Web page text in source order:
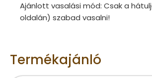
Ajánlott vasalási mód: Csak a
oldalán) szabad vasalni!
Termékajánló